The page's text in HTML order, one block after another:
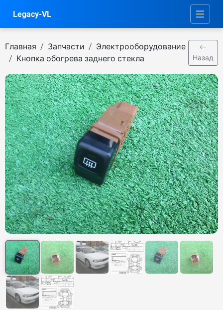
Legacy-VL
Главная Запчасти
Электрооборудование
Кнопка обогрева заднего стекла
Назад